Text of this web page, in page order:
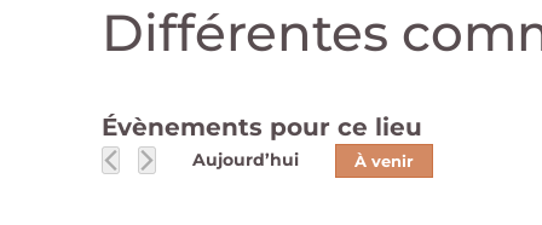
Différentes
Évènements pour ce lieu
Aujourd’hui À venir